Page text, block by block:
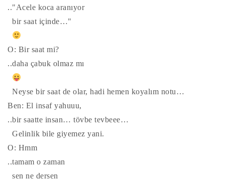
.."Acele koca aranıyor
bir saat içinde…"
O: Bir saat mi?
..daha çabuk olmaz mı
Neyse bir saat de olar, hadi hemen koyalım notu…
Ben: El insaf yahuuu,
..bir saatte insan… tövbe tevbeee…
Gelinlik bile giyemez yani.
O: Hmm
..tamam o zaman
sen ne dersen